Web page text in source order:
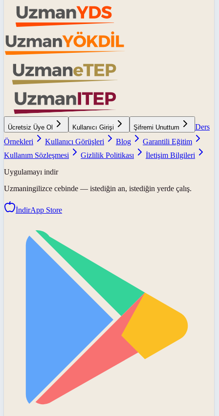
Ücretsiz Üye Ol Kullanıcı Girişi Şifremi Unuttum
Ders
Örnekleri
Kullanıcı Görüşleri Blog
Garantili Eğitim
Kullanım Sözleşmesi
Gizlilik Politikası
İletişim Bilgileri
Uygulamayı indir
Uzmaningilizce cebinde — istediğin an, istediğin yerde çalış.
İndirApp Store